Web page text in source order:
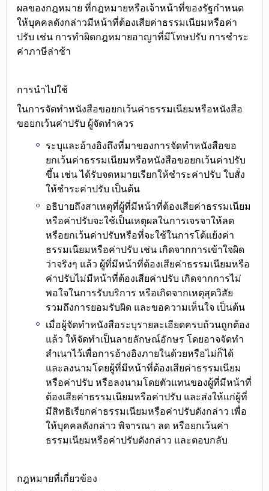
ผลของกฎหมาย ที่กฎหมายหรือเจ้าหน้าที่ของรัฐกำหนด
ให้บุคคลดังกล่าวมีหน้าที่ต้องเสียค่าธรรมเนียมหรือค่า
ปรับ เช่น การทำผิดกฎหมายอาญาที่มีโทษปรับ การชำระ
ค่าภาษีล่าช้า
การนำไปใช้
ในการจัดทำหนังสือขอยกเว้นค่าธรรมเนียมหรือหนังสือ
ขอยกเว้นค่าปรับ ผู้จัดทำควร
ระบุและอ้างอิงถึงที่มาของการจัดทำหนังสือขอ
ยกเว้นค่าธรรมเนียมหรือหนังสือขอยกเว้นค่าปรับ
ขึ้น เช่น ได้รับจดหมายเรียกให้ชำระค่าปรับ ใบสั่ง
ให้ชำระค่าปรับ เป็นต้น
อธิบายถึงสาเหตุที่ผู้ที่มีหน้าที่ต้องเสียค่าธรรมเนียม
หรือค่าปรับจะใช้เป็นเหตุผลในการเจรจาให้ลด
หรือยกเว้นค่าปรับหรือที่จะใช้ในการโต้แย้งค่า
ธรรมเนียมหรือค่าปรับ เช่น เกิดจากการเข้าใจผิด
ว่าจริงๆ แล้ว ผู้ที่มีหน้าที่ต้องเสียค่าธรรมเนียมหรือ
ค่าปรับไม่มีหน้าที่ต้องเสียค่าปรับ เกิดจากการไม่
พอใจในการรับบริการ หรือเกิดจากเหตุสุดวิสัย
รวมถึงการยอมรับผิด และขอความเห็นใจ เป็นต้น
เมื่อผู้จัดทำหนังสือระบุรายละเอียดครบถ้วนถูกต้อง
แล้ว ให้จัดทำเป็นลายลักษณ์อักษร โดยอาจจัดทำ
สำเนาไว้เพื่อการอ้างอิงภายในด้วยหรือไม่ก็ได้
และลงนามโดยผู้ที่มีหน้าที่ต้องเสียค่าธรรมเนียม
หรือค่าปรับ หรือลงนามโดยตัวแทนของผู้ที่มีหน้าที่
ต้องเสียค่าธรรมเนียมหรือค่าปรับ และส่งให้แก่ผู้ที่
มีสิทธิเรียกค่าธรรมเนียมหรือค่าปรับดังกล่าว เพื่อ
ให้บุคคลดังกล่าว พิจารณา ลด หรือยกเว้นค่า
ธรรมเนียมหรือค่าปรับดังกล่าว และตอบกลับ
กฎหมายที่เกี่ยวข้อง